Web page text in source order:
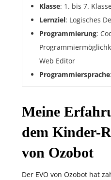
Klasse: 1. bis 7.
Lernziel: Logisches
Programmierung:
Web Editor
Programmiersprache
Meine
dem Kinder-
von Ozobot
Der EVO von Ozobot hat